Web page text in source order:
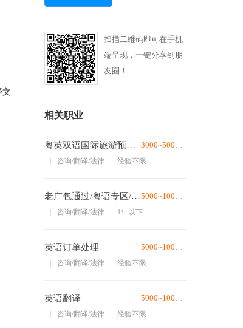
文
扫描二维码即可在手机
端呈现，一键分享到朋
友圈！
相关职业
粤英双语国际旅游预订专家 3000~5000/月
咨询/翻译/法律 经验不限
老广包通过/粤语专区/年底双薪 5000~10000/月
咨询/翻译/法律 1年以下
英语订单处理 5000~10000/月
咨询/翻译/法律 经验不限
英语翻译 5000~10000/月
咨询/翻译/法律 经验不限